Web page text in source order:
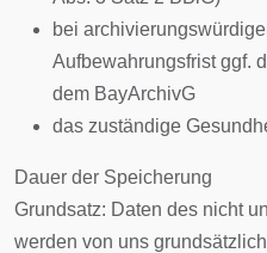
bei
Aufbewahrungsfrist ggf.
dem BayArchivG
das zuständige
Dauer der Speicherung
Grundsatz: Daten des nicht
werden von uns